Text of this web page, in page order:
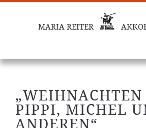
MARIA REITER
PIPPI, MICHEL
ANDEREN“